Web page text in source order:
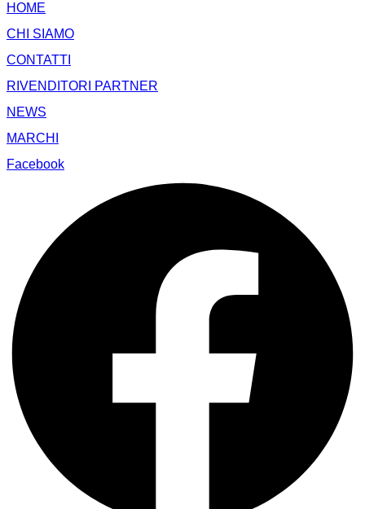
HOME
CHI SIAMO
CONTATTI
RIVENDITORI PARTNER
NEWS
MARCHI
Facebook